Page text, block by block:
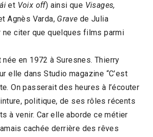
et Voix off) ainsi que Visages,
Agnès Varda, Grave de Julia
ne citer que quelques films parmi
née en 1972 à Suresnes. Thierry
elle dans Studio magazine “C’est
On passerait des heures à l’écouter
politique, de ses rôles récents
à venir. Car elle aborde ce métier
cachée derrière des rêves